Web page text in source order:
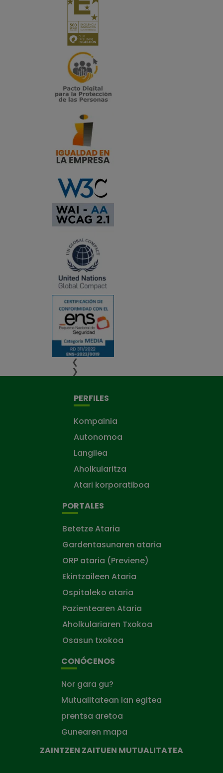
❮
❯
PERFILES
Kompainia
Autonomoa
Langilea
Aholkularitza
Atari korporatiboa
PORTALES
Betetze Ataria
Gardentasunaren ataria
ORP ataria (Previene)
Ekintzaileen Ataria
Ospitaleko ataria
Pazientearen Ataria
Aholkulariaren Txokoa
Osasun txokoa
CONÓCENOS
Nor gara gu?
Mutualitatean lan egitea
prentsa aretoa
Gunearen mapa
ZAINTZEN ZAITUEN MUTUALITATEA